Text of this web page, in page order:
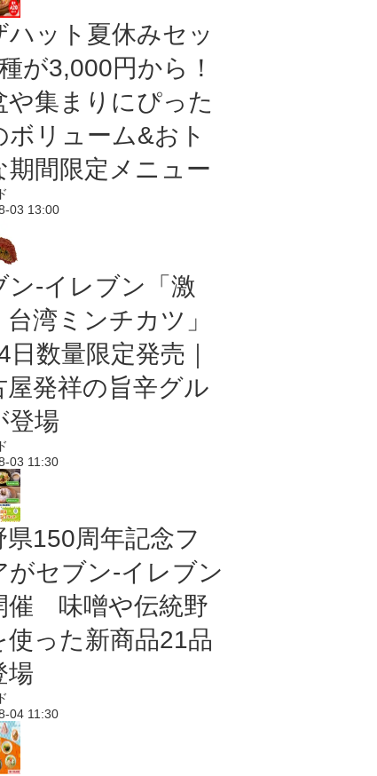
ハット夏休みセッ
が3,000円から！
や集まりにぴった
ボリューム&おト
期間限定メニュー
03 13:00
ン-イレブン「激
台湾ミンチカツ」
日数量限定発売｜
屋発祥の旨辛グル
登場
03 11:30
県150周年記念フ
がセブン-イレブン
催 味噌や伝統野
使った新商品21品
場
04 11:30